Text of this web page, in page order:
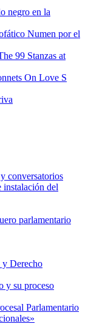
negro en la
Numen por el
99 Stanzas at
On Love S
conversatorios
instalación del
parlamentario
y Derecho
y su proceso
Parlamentario